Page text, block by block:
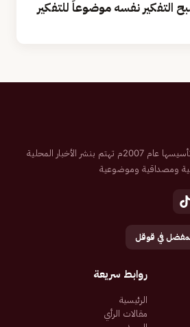
التفكير نفسه موضوعاً للتفكير
صحيفة إلكترونية سعودية تم تأسيسها عام 2007م تهتم بنشر الأخبار المحلية
ومصداقية وموضوعية
في قوقل
روابط سريعة
الرئيسية
مقالات الرأي